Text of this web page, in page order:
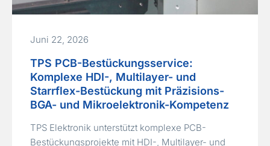
Juni 22, 2026
TPS PCB-Bestückungsservice:
Komplexe HDI-, Multilayer- und
Starrflex-Bestückung mit Präzisions-
BGA- und Mikroelektronik-Kompetenz
TPS Elektronik unterstützt komplexe PCB-
Bestückungsprojekte mit HDI-, Multilayer- und